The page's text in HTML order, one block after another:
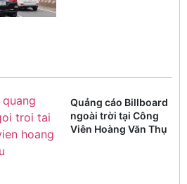
Quảng cáo Billboard
ngoài trời tại Công
Viên Hoàng Văn Thụ